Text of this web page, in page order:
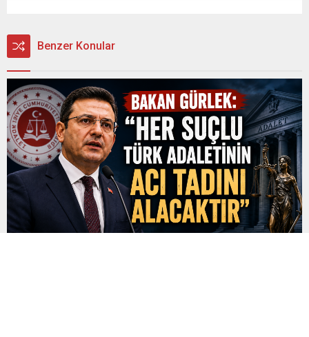
Benzer Konular